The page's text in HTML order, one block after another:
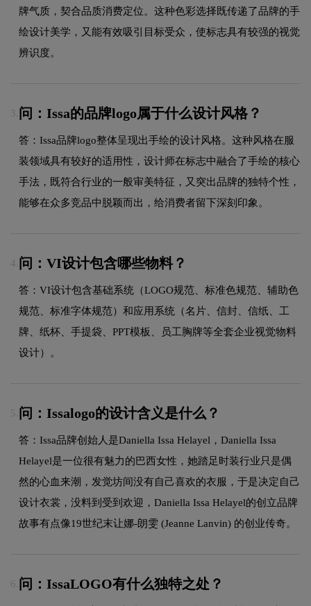
牌气质，契合品质消费定位。这种色彩选择既传递了品牌的手
绘设计美学，又能有效吸引目标受众，使标志具有较强的视觉
辨识度。
3. 问：Issa的品牌logo属于什么设计风格？
答：Issa品牌logo整体呈现出手绘的设计风格。这种风格在服
装领域具有较好的适用性，设计师在标志中融合了手绘的核心
手法，既符合行业的一般审美特征，又突出品牌的独特个性，
能够在众多竞品中脱颖而出，给消费者留下深刻印象。
4. 问：VI设计包含哪些物料？
答：VI设计包含基础系统（LOGO规范、标准色规范、辅助色
规范、标准字体规范）和应用系统（名片、信封、信纸、工
牌、纸杯、手提袋、PPT模板、员工胸牌等全套企业视觉物料
设计）。
5. 问：Issalogo的设计含义是什么？
答：Issa品牌创始人是Daniella Issa Helayel，Daniella Issa
Helayel是一位很有魅力的巴西女性，她踏足时装行业只是偶
然的心血来潮，发觉坊间没有自己喜欢的衣服，于是决定自己
设计衣裳，没料到受到欢迎，Daniella Issa Helayel的创立品牌
故事有点像19世纪末让娜-朗雯 (Jeanne Lanvin) 的创业传奇。
6. 问：IssaLOGO有什么独特之处？